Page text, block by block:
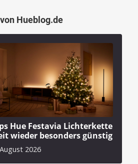
Hueblog.de
Hue Festavia Lichterkette
wieder besonders günstig
2026